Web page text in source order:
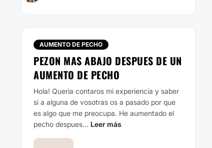
AUMENTO DE PECHO
PEZON MAS ABAJO DESPUES DE UN
AUMENTO DE PECHO
Hola! Queria contaros mi experiencia y saber
si a alguna de vosotras os a pasado por que
es algo que me preocupa. He aumentado el
pecho despues... Leer más